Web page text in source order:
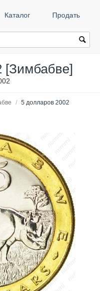
Каталог Продать
[Зимбабве]
/ 5 долларов 2002